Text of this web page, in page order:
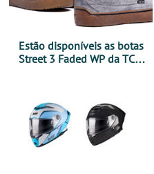
Estão disponíveis as botas
Street 3 Faded WP da TCX